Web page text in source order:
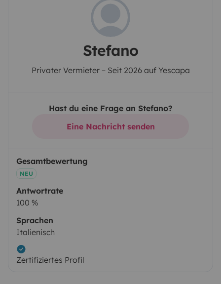
Stefano
Privater Vermieter – Seit 2026 auf Yescapa
Hast du eine Frage an Stefano?
Eine Nachricht senden
Gesamtbewertung
NEU
Antwortrate
100 %
Sprachen
Italienisch
Zertifiziertes Profil